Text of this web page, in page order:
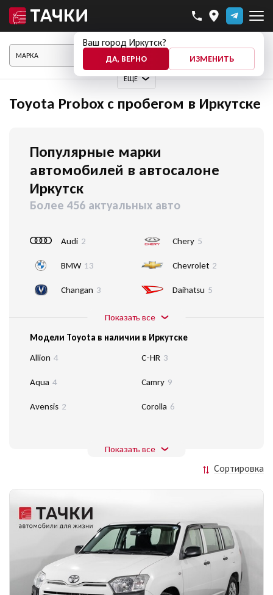
Ваш город Иркутск?
ДА, ВЕРНО ИЗМЕНИТЬ
ЕЩЕ
ПОКАЗАТЬ АВТО
Toyota Probox с пробегом в Иркутске
Популярные марки
автомобилей в автосалоне
Иркутск
Более 456 актуальных авто
Audi 2
BMW 13
Changan 3
Chery 5
Chevrolet 2
Daihatsu 5
Показать все
Модели Toyota в наличии в Иркутске
Allion 4
Aqua 4
Avensis 2
C-HR 3
Camry 9
Corolla 6
Показать все
Сортировка